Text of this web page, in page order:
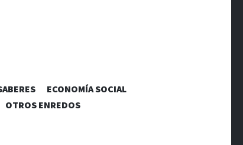
ECONOMÍA SOCIAL
OTROS ENREDOS